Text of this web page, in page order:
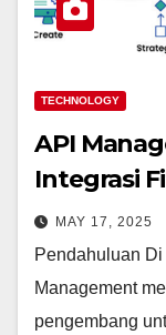
TECHNOLOGY
API
Integrasi
MAY 17, 2025
Pendahuluan Di
Management
pengembang